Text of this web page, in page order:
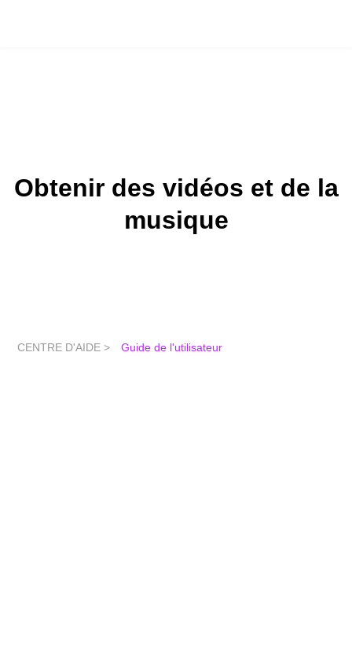
Obtenir des vidéos et de la
musique
CENTRE D'AIDE > Guide de l'utilisateur